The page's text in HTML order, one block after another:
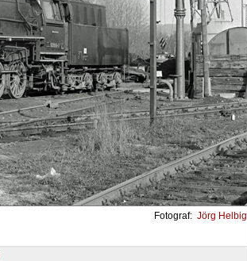
Fotograf: Jörg Helbig